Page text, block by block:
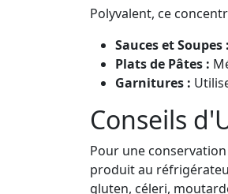
Polyvalent, ce
Sauces et Soupes :
Plats de Pâtes :
Garnitures :
Conseils
Pour une
produit au
gluten, céleri,